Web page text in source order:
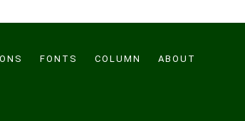
FONTS COLUMN ABOUT